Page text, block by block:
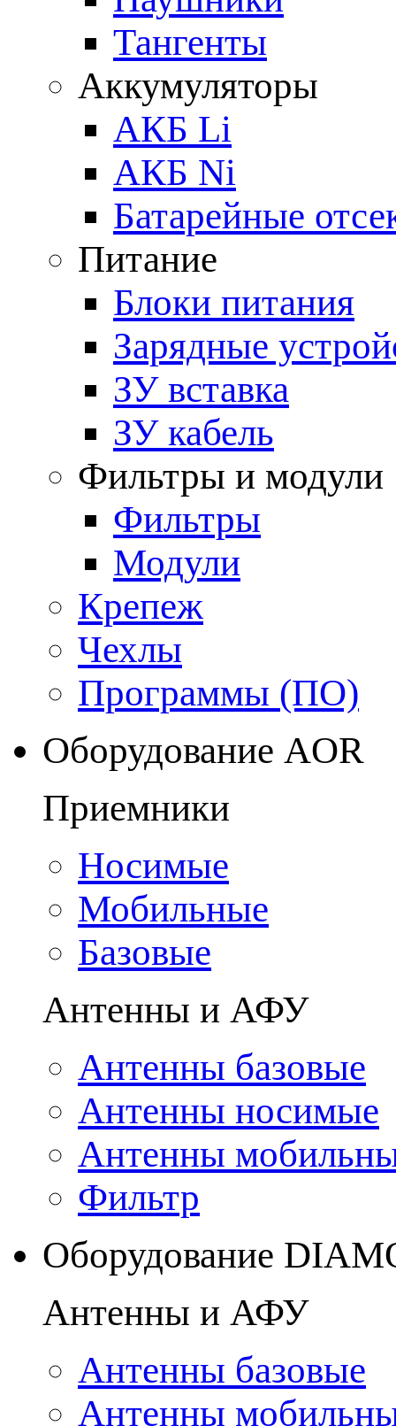
Тангенты
Аккумуляторы
АКБ Li
АКБ Ni
Батарейные
Питание
Блоки питания
Зарядные
ЗУ вставка
ЗУ кабель
Фильтры и модули
Фильтры
Модули
Крепеж
Чехлы
Программы (ПО)
Оборудование AOR
Приемники
Носимые
Мобильные
Базовые
Антенны и АФУ
Антенны базовые
Антенны носимые
Антенны
Фильтр
Оборудование
Антенны и АФУ
Антенны базовые
Антенны